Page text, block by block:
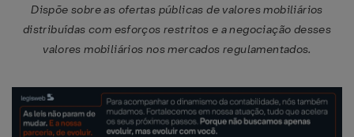
Dispõe sobre as ofertas públicas de valores mobiliários
distribuídas com esforços restritos e a negociação desses
valores mobiliários nos mercados regulamentados.